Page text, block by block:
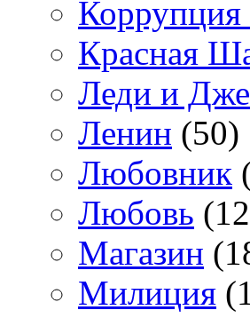
Красная
Леди и
Ленин (50)
Любовник
Любовь
Магазин
Милиция